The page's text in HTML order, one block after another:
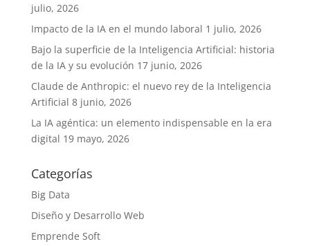
julio, 2026
Impacto de la IA en el mundo laboral 1 julio, 2026
Bajo la superficie de la Inteligencia Artificial: historia
de la IA y su evolución 17 junio, 2026
Claude de Anthropic: el nuevo rey de la Inteligencia
Artificial 8 junio, 2026
La IA agéntica: un elemento indispensable en la era
digital 19 mayo, 2026
Categorías
Big Data
Diseño y Desarrollo Web
Emprende Soft